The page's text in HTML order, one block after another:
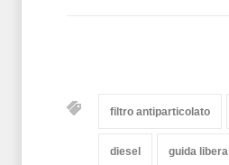
filtro antiparticolato
diesel guida libera